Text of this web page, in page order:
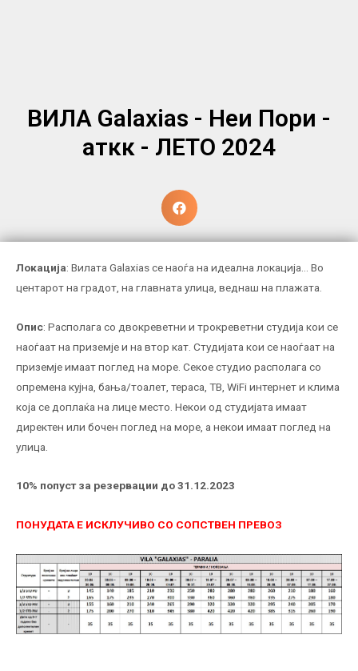
ВИЛА Galaxias - Неи Пори -
аткк - ЛЕТО 2024
Локација: Вилата Galaxias се наоѓа на идеална локација… Во
центарот на градот, на главната улица, веднаш на плажата.
Опис: Располага со двокреветни и трокреветни студија кои се
наоѓаат на приземје и на втор кат. Студијата кои се наоѓаат на
приземје имаат поглед на море. Секое студио располага со
опремена кујна, бања/тоалет, тераса, ТВ, WiFi интернет и клима
која се доплаќа на лице место. Некои од студијата имаат
директен или бочен поглед на море, а некои имаат поглед на
улица.
10% попуст за резервации до 31.12.2023
ПОНУДАТА Е ИСКЛУЧИВО СО СОПСТВЕН ПРЕВОЗ